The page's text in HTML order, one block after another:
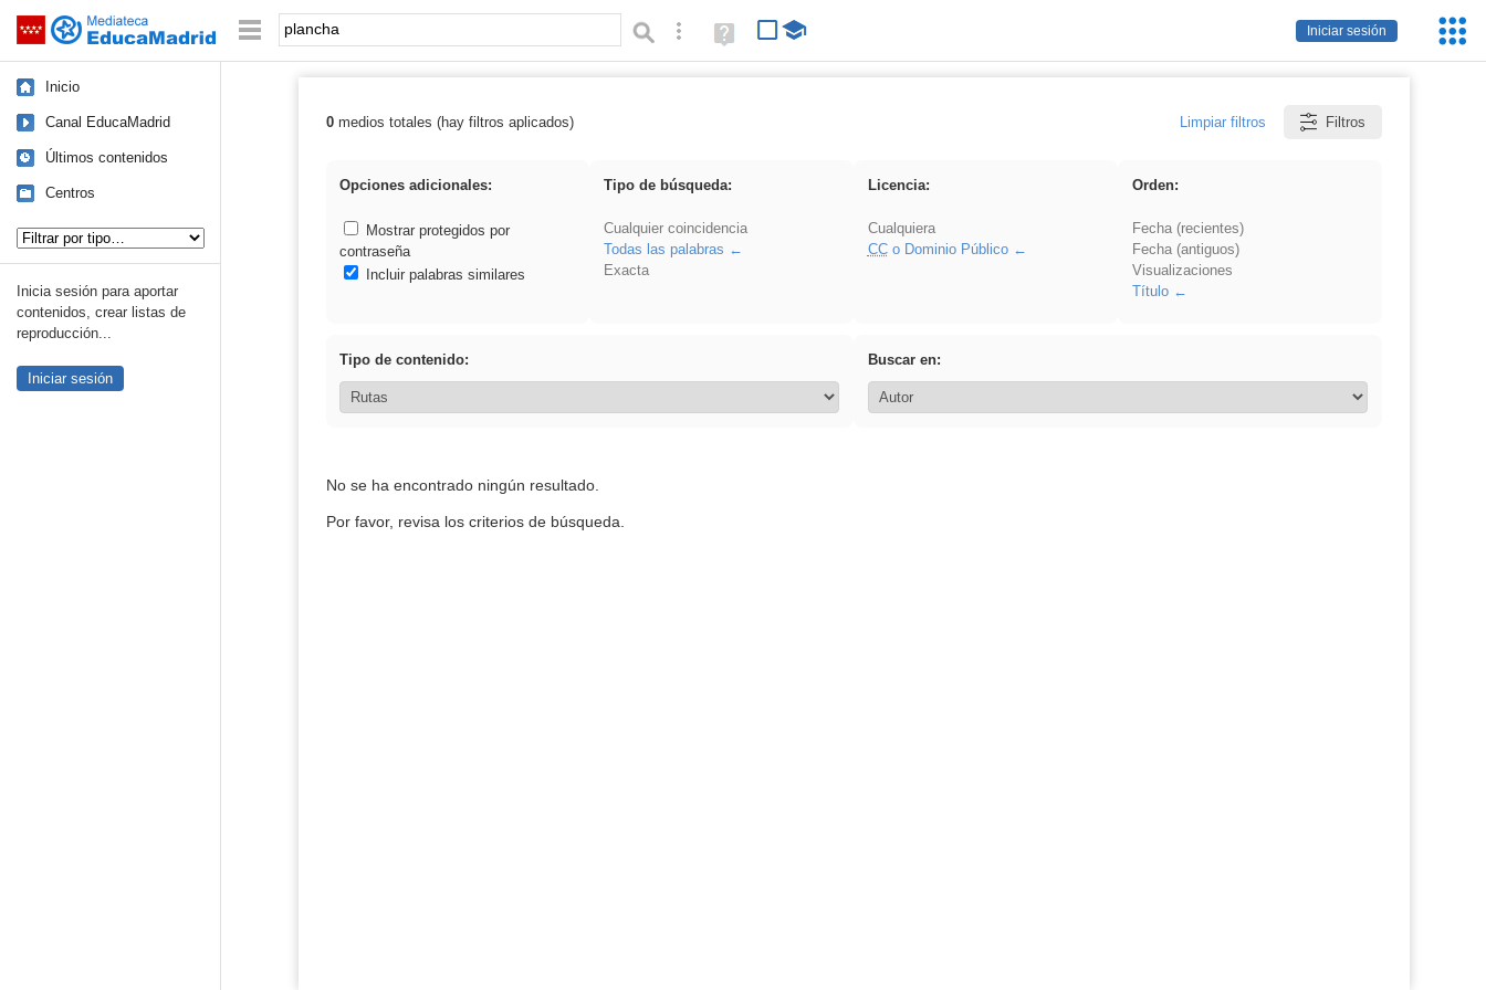
Saltar navegación
Iniciar sesión
Palabra o frase: Búsqueda avanzada
Ayuda
(en
Inicio
Canal EducaMadrid
Últimos contenidos
Centros
Inicia sesión para aportar
contenidos, crear listas de
reproducción...
Iniciar sesión
Resultados de: plancha
0medios totales (hay filtros aplicados) Limpiar filtros Filtros
Opciones adicionales:
Mostrar protegidos por
contraseña
Incluir palabras similares
Tipo de búsqueda:
Cualquier coincidencia
Todas las palabras
Exacta
Licencia:
Cualquiera
CCo Dominio Público
Orden:
Fecha (recientes)
Fecha (antiguos)
Visualizaciones
Título
Tipo de contenido: Buscar en:
No se ha encontrado ningún resultado.
Por favor, revisa los criterios de búsqueda.